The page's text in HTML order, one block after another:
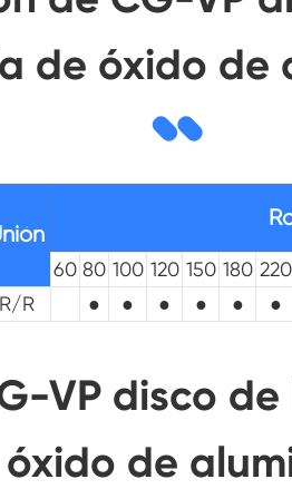
de óxido de
60 80 100 120 150 180 220
R/R ● ● ● ● ● ●
VP disco
óxido de